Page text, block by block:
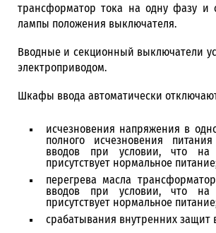
трансформатор тока на одну фазу и
лампы положения выключателя.
Вводные и секционный выключатели
электроприводом.
Шкафы ввода автоматически
исчезновения напряжения в
полного исчезновения
вводов при условии, что на
присутствует нормальное
перегрева масла
вводов при условии, что на
присутствует нормальное
срабатывания внутренних защит